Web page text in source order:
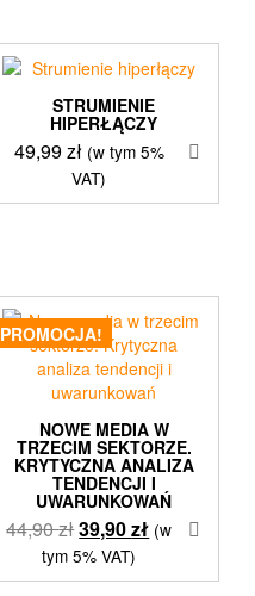
STRUMIENIE
HIPERŁĄCZY
49,99zł (w tym 5%
VAT)
PROMOCJA!
NOWE MEDIA W
TRZECIM SEKTORZE.
KRYTYCZNA ANALIZA
TENDENCJI I
UWARUNKOWAŃ
44,90złPierwotna
cena
wynosiła:
39,90złAktualna
wynosi:
(w
tym 5% VAT)